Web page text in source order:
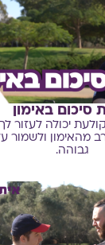
סיכום באימון
יכולה לעזור
מהאימון ולשמור
גבוהה.